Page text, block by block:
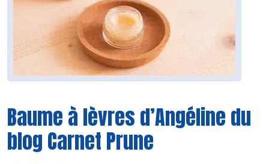
Baume à lèvres d’Angéline du
blog Carnet Prune